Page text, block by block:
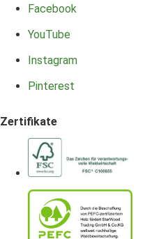
Facebook
YouTube
Instagram
Pinterest
Zertifikate